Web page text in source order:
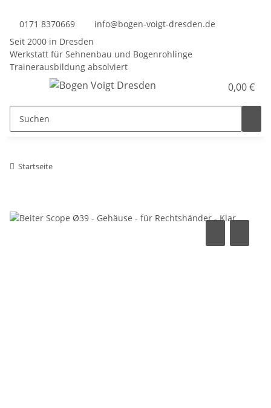
0171 8370669
info@bogen-voigt-dresden.de
Seit 2000 in Dresden
Werkstatt für Sehnenbau und Bogenrohlinge
Trainerausbildung absolviert
0,00 €
Startseite